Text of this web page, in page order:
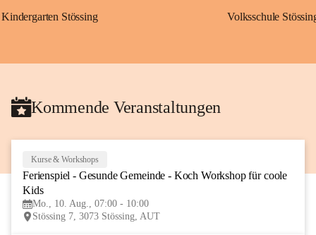
Kindergarten Stössing Volksschule
Kommende Veranstaltungen
AUG
Kurse & Workshops
Ferienspiel - Gesunde Gemeinde - Koch Workshop für coole
Kids
Mo., 10. Aug., 07:00 - 10:00
Stössing 7, 3073 Stössing, AUT